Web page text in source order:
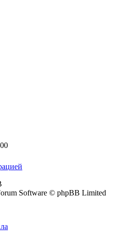
ацией
Software © phpBB Limited